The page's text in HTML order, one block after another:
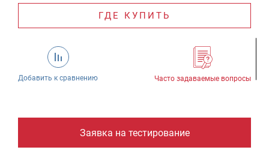
ГДЕ КУПИТЬ
Добавить к сравнению Часто задаваемые вопросы
Заявка на тестирование